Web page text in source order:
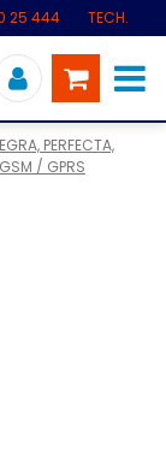
25 444
TECH.
PERFECTA,
GSM / GPRS